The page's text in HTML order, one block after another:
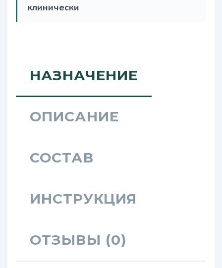
клинически
НАЗНАЧЕНИЕ
ОПИСАНИЕ
СОСТАВ
ИНСТРУКЦИЯ
ОТЗЫВЫ (0)